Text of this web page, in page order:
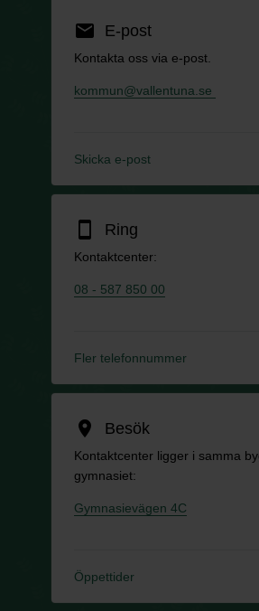
email E-post
Kontakta oss via e-post.
kommun@vallentuna.se
Skicka e-post
smartphone Ring
Kontaktcenter:
08 - 587 850 00
Fler telefonnummer
location_on Besök
Kontaktcenter ligger i samma
gymnasiet:
Gymnasievägen 4C
Öppettider